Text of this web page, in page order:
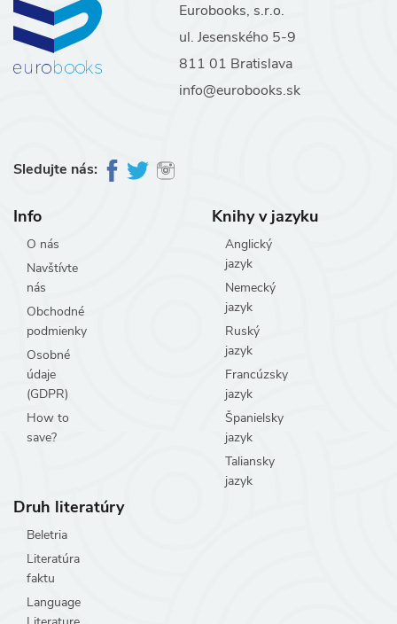
Eurobooks, s.r.o.
ul. Jesenského 5-9
811 01 Bratislava
info@eurobooks.sk
Sledujte nás:
Info
O nás
Navštívte
nás
Obchodné
podmienky
Osobné
údaje
(GDPR)
How to
save?
Knihy v jazyku
Anglický
jazyk
Nemecký
jazyk
Ruský
jazyk
Francúzsky
jazyk
Španielsky
jazyk
Taliansky
jazyk
Druh literatúry
Beletria
Literatúra
faktu
Language